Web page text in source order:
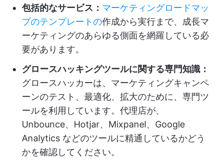
包括的なサービス： マーケティングロードマッ
プのテンプレートの作成から実行まで、成長マ
ーケティングのあらゆる側面を網羅している必
要があります。
グロースハッキングツールに関する専門知識：
グロースハッカーは、マーケティングキャンペ
ーンのテスト、最適化、拡大のために、専門ツ
ールを利用しています。代理店が、
Unbounce、Hotjar、Mixpanel、Google
Analytics などのツールに精通しているかどう
かを確認してください。